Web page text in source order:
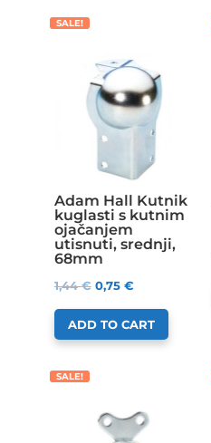
SALE!
Adam Hall Kutnik
kuglasti s kutnim
ojačanjem
utisnuti, srednji,
68mm
1,44€ 0,75 €
ADD TO CART
SALE!